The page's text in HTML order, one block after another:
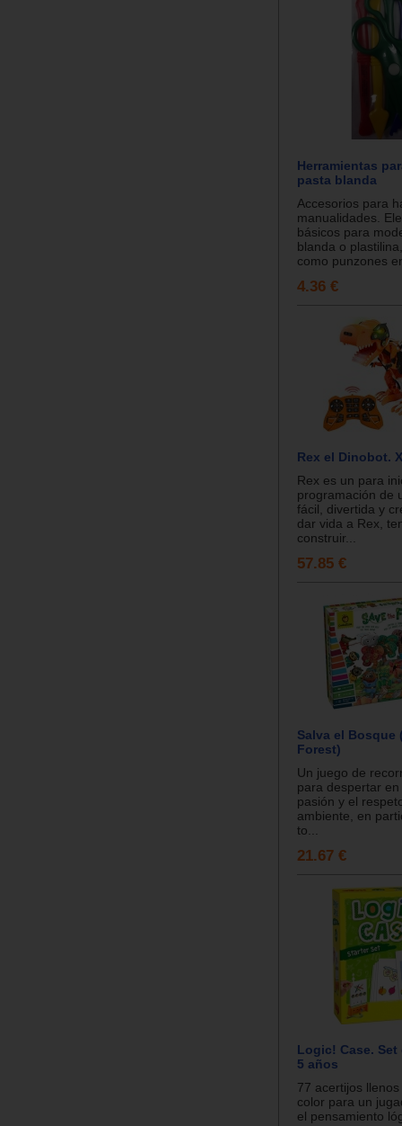
Herramientas
pasta blanda
Accesorios para
manualidades.
básicos para
blanda o
como punzones
4.36 €
Rex el Dinobot.
Rex es un para
programación de
fácil, divertida y
dar vida a Rex,
construir...
57.85 €
Salva el Bosque
Forest)
Un juego de
para despertar
pasión y el
ambiente, en
to...
21.67 €
Logic! Case.
5 años
77 acertijos
color para un
el pensamiento